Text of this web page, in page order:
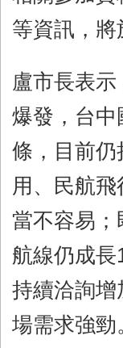
等資訊，將
盧市長表
爆發，台中
條，目前仍
用、民航
當不容易
航線仍成長
持續洽詢增
場需求強勁